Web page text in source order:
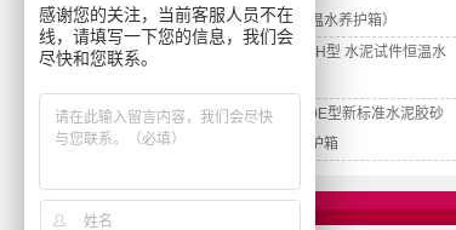
试件恒温水养护箱）
SBY-90H型 水泥试件恒温水
SYH-40E型新标准水泥胶砂
试体养护箱
感谢您的关注，当前客服人员不在
线，请填写一下您的信息，我们会
尽快和您联系。